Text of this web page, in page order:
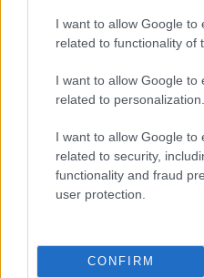
I want to allow Google to
related to functionality of
I want to allow Google to
related to personalization.
I want to allow Google to
related to security,
functionality and fraud
user protection.
CONFIRM